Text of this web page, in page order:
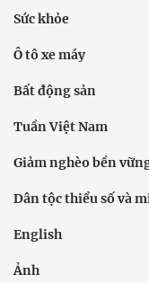
Sức khỏe
Ô tô xe máy
Bất động sản
Tuần Việt Nam
Giảm nghèo bền
Dân tộc thiểu số và
English
Ảnh